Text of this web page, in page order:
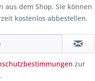
aus dem Shop. Sie können
kostenlos abbestellen.
zur